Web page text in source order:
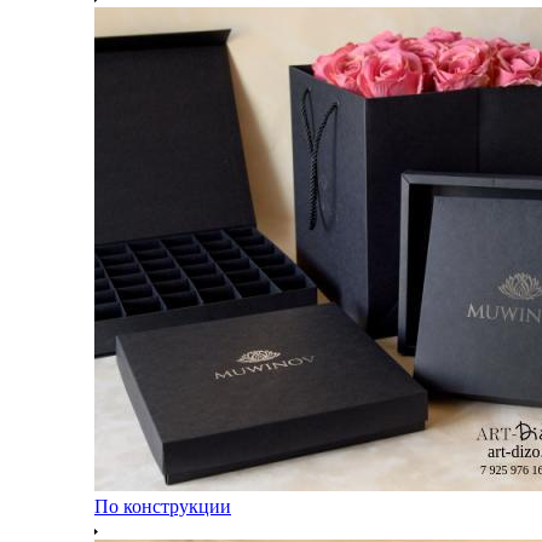
По конструкции